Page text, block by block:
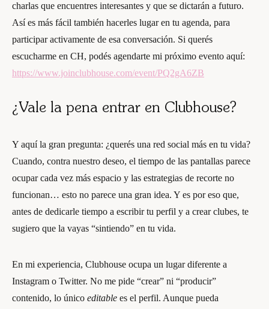
charlas que encuentres interesantes y que se dictarán a futuro.
Así es más fácil también hacerles lugar en tu agenda, para
participar activamente de esa conversación. Si querés
escucharme en CH, podés agendarte mi próximo evento aquí:
https://www.joinclubhouse.com/event/PQ2gA6ZB
¿Vale la pena entrar en Clubhouse?
Y aquí la gran pregunta: ¿querés una red social más en tu vida?
Cuando, contra nuestro deseo, el tiempo de las pantallas parece
ocupar cada vez más espacio y las estrategias de recorte no
funcionan… esto no parece una gran idea. Y es por eso que,
antes de dedicarle tiempo a escribir tu perfil y a crear clubes, te
sugiero que la vayas “sintiendo” en tu vida.
En mi experiencia, Clubhouse ocupa un lugar diferente a
Instagram o Twitter. No me pide “crear” ni “producir”
contenido, lo único editable es el perfil. Aunque pueda